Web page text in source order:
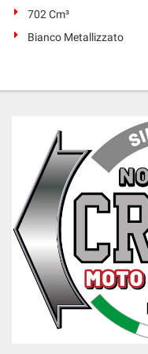
702 Cm³
Bianco Metallizzato